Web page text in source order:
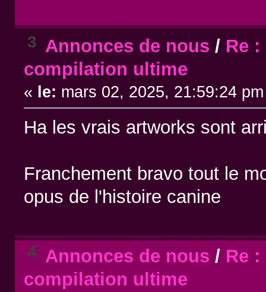
3 Annonces de nous / Re
compilation ultime
« le: mars 02, 2025, 21:59:24
Ha les vrais artworks sont
Franchement bravo tout le
opus de l'histoire canine
4 Annonces de nous / Re
compilation ultime